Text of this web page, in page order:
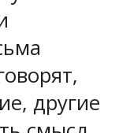
другие